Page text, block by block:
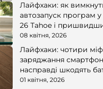
Лайфхаки: як
автозапуск програм
26 Tahoe і
08 квітня, 2026
Лайфхаки: чотири
заряджання
насправді шкодять
01 квітня, 2026